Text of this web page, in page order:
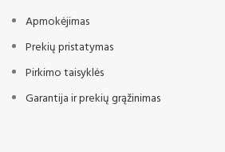
Apmokėjimas
Prekių pristatymas
Pirkimo taisyklės
Garantija ir prekių grąžinimas